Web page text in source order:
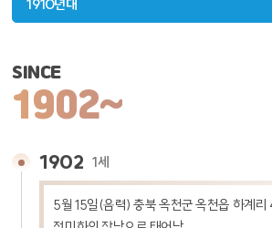
1910년대
SINCE
1902~
1902 1세
5월 15일(음력) 충북 옥천군 옥천읍 하계